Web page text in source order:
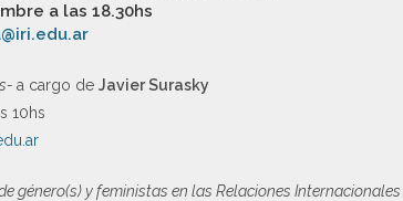
a las 18.30hs
a cargo de Javier Surasky
10hs
género(s) y feministas en las Relaciones Internacionales